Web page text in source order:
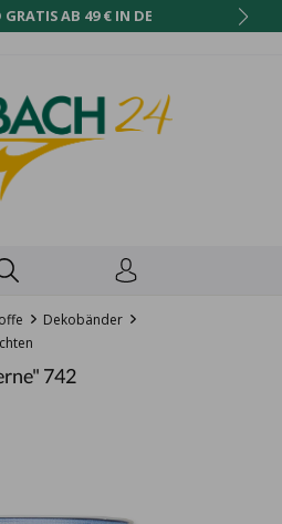
GRATIS AB 49 € IN DE
Dekobänder
742